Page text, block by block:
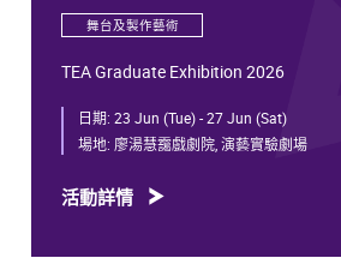
舞台及製作藝術
TEA Graduate Exhibition 2026
日期: 23 Jun (Tue) - 27 Jun (Sat)
場地: 廖湯慧靄戲劇院, 演藝實驗劇場
活動詳情